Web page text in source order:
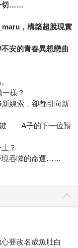
切……
，構築超脫現實
安的青春異想戀曲
樣？
線索，卻都引向新
鍵——A子的下一位預
？
境吞噬的命運……
要改名成魚肚白